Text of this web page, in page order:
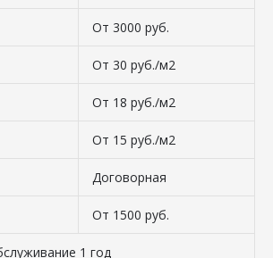
От 3000 руб.
От 30 руб./м2
От 18 руб./м2
От 15 руб./м2
Договорная
От 1500 руб.
1 год